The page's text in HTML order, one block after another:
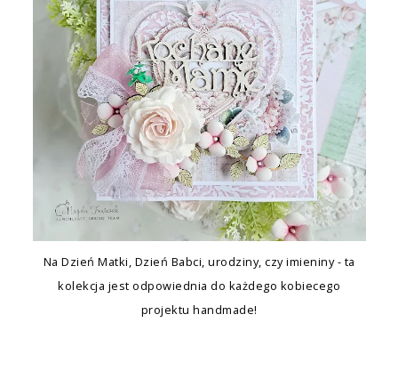
Na Dzień Matki, Dzień Babci, urodziny, czy imieniny - ta
kolekcja jest odpowiednia do każdego kobiecego
projektu handmade!